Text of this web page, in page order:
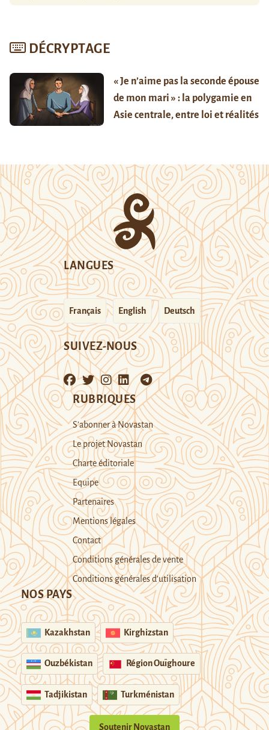
DÉCRYPTAGE
« Je n’aime pas la seconde épouse
de mon mari » : la polygamie en
Asie centrale, entre loi et réalités
LANGUES
Français English Deutsch
SUIVEZ-NOUS
RUBRIQUES
S’abonner à Novastan
Le projet Novastan
Charte éditoriale
Equipe
Partenaires
Mentions légales
Contact
Conditions générales de vente
Conditions générales d’utilisation
NOS PAYS
Kazakhstan Kirghizstan
Ouzbékistan Région Ouïghoure
Tadjikistan Turkménistan
Soutenir Novastan